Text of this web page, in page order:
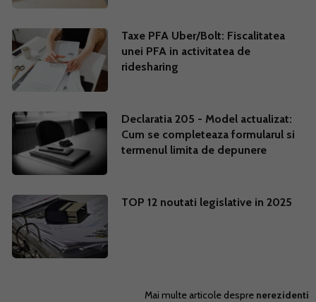
Taxe PFA Uber/Bolt: Fiscalitatea
unei PFA in activitatea de
ridesharing
Declaratia 205 - Model actualizat:
Cum se completeaza formularul si
termenul limita de depunere
TOP 12 noutati legislative in 2025
Mai multe articole despre nerezidenti